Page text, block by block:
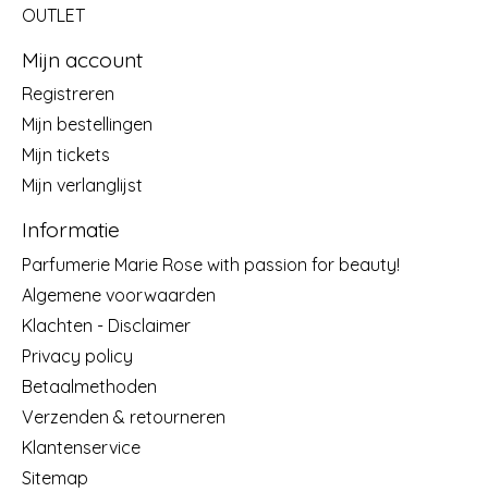
OUTLET
Mijn account
Registreren
Mijn bestellingen
Mijn tickets
Mijn verlanglijst
Informatie
Parfumerie Marie Rose with passion for beauty!
Algemene voorwaarden
Klachten - Disclaimer
Privacy policy
Betaalmethoden
Verzenden & retourneren
Klantenservice
Sitemap